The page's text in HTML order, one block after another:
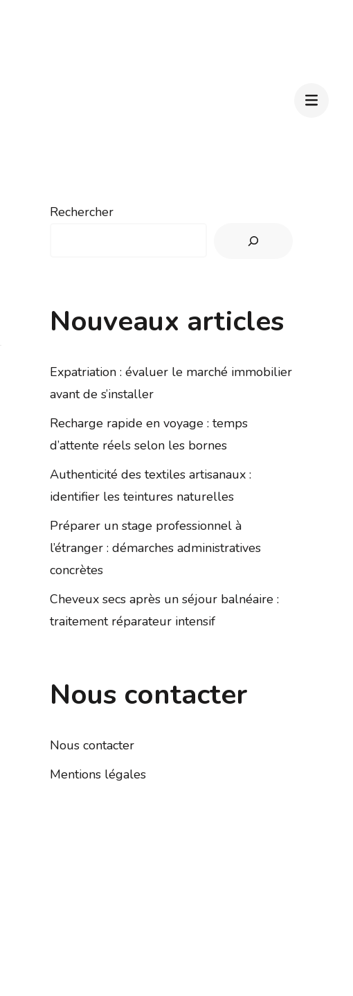
Rechercher
Nouveaux articles
Expatriation : évaluer le marché immobilier
avant de s’installer
Recharge rapide en voyage : temps
d’attente réels selon les bornes
Authenticité des textiles artisanaux :
identifier les teintures naturelles
Préparer un stage professionnel à
l’étranger : démarches administratives
concrètes
Cheveux secs après un séjour balnéaire :
traitement réparateur intensif
Nous contacter
Nous contacter
Mentions légales